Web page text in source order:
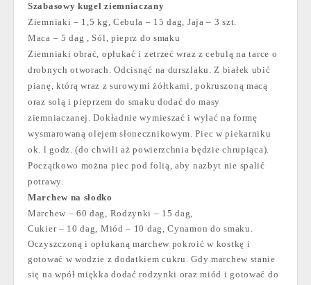
Szabasowy kugel ziemniaczany
Ziemniaki – 1,5 kg, Cebula – 15 dag, Jaja – 3 szt.
Maca – 5 dag , Sól, pieprz do smaku
Ziemniaki obrać, opłukać i zetrzeć wraz z cebulą na tarce o
drobnych otworach. Odcisnąć na durszlaku. Z białek ubić
pianę, którą wraz z surowymi żółtkami, pokruszoną macą
oraz solą i pieprzem do smaku dodać do masy
ziemniaczanej. Dokładnie wymieszać i wylać na formę
wysmarowaną olejem słonecznikowym. Piec w piekarniku
ok. l godz. (do chwili aż powierzchnia będzie chrupiąca).
Początkowo można piec pod folią, aby nazbyt nie spalić
potrawy.
Marchew na słodko
Marchew – 60 dag, Rodzynki – 15 dag,
Cukier – 10 dag, Miód – 10 dag, Cynamon do smaku.
Oczyszczoną i opłukaną marchew pokroić w kostkę i
gotować w wodzie z dodatkiem cukru. Gdy marchew stanie
się na wpół miękka dodać rodzynki oraz miód i gotować do